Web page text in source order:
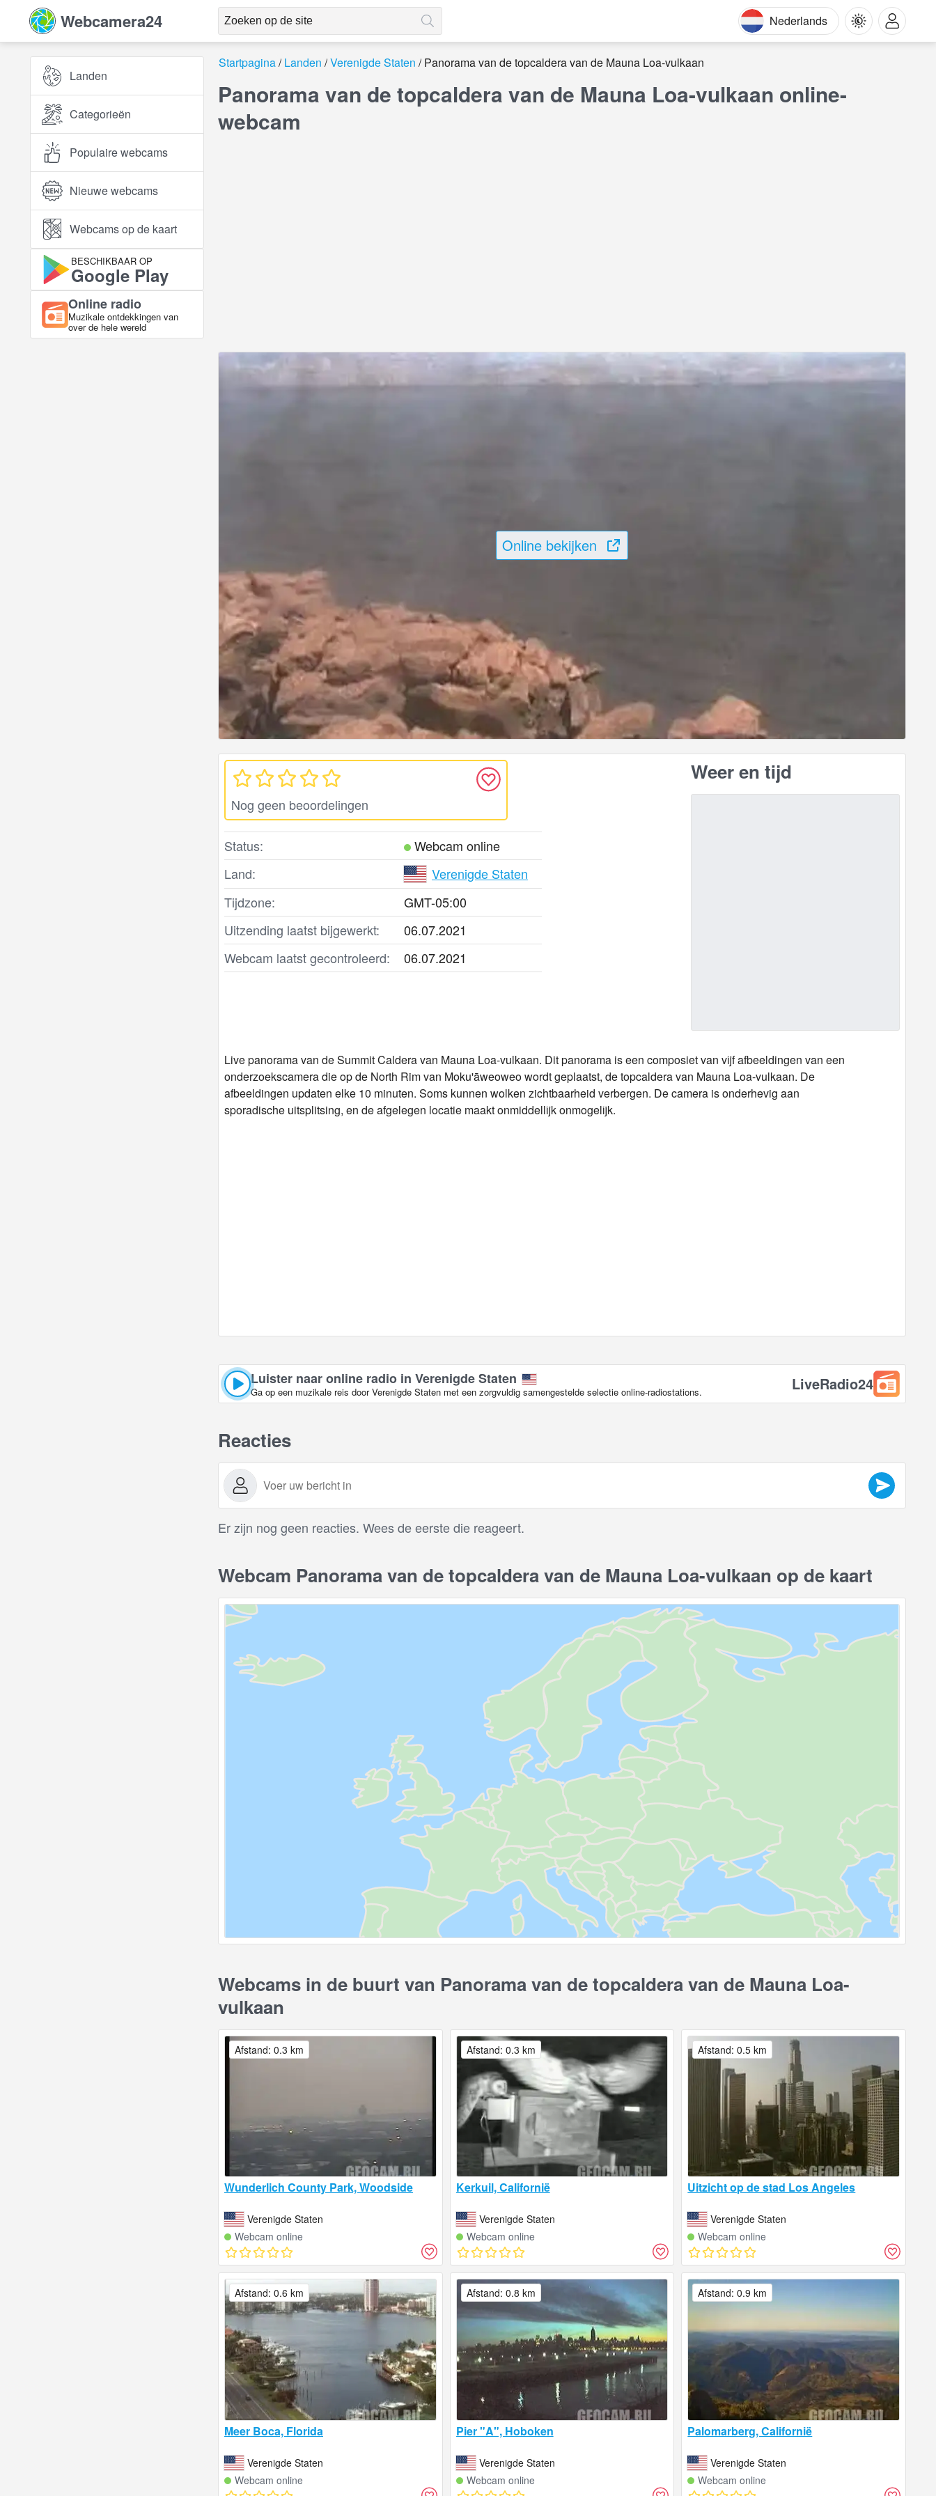
Webcamera24 Nederlands
Landen
Categorieën
Populaire webcams
Nieuwe webcams
Webcams op de kaart
BESCHIKBAAR OP
Google Play
Online radio
Muzikale ontdekkingen van
over de hele wereld
Startpagina Landen Verenigde Staten Panorama van de topcaldera van de Mauna Loa-vulkaan
Panorama van de topcaldera van de Mauna Loa-vulkaan online-
webcam
Online bekijken
Nog geen beoordelingen
Status:
Webcam online
Land:
Verenigde Staten
Tijdzone:
GMT-05:00
Uitzending laatst bijgewerkt:
06.07.2021
Webcam laatst gecontroleerd:
06.07.2021
Weer en tijd
Live panorama van de Summit Caldera van Mauna Loa-vulkaan. Dit panorama is een composiet van vijf afbeeldingen van een
onderzoekscamera die op de North Rim van Moku'āweoweo wordt geplaatst, de topcaldera van Mauna Loa-vulkaan. De
afbeeldingen updaten elke 10 minuten. Soms kunnen wolken zichtbaarheid verbergen. De camera is onderhevig aan
sporadische uitsplitsing, en de afgelegen locatie maakt onmiddellijk onmogelijk.
Luister naar online radio in Verenigde Staten
Ga op een muzikale reis door Verenigde Staten met een zorgvuldig samengestelde selectie online-radiostations. LiveRadio24
Reacties
Er zijn nog geen reacties. Wees de eerste die reageert.
Webcam Panorama van de topcaldera van de Mauna Loa-vulkaan op de kaart
Webcams in de buurt van Panorama van de topcaldera van de Mauna Loa-
vulkaan
Wunderlich County Park, Woodside
Verenigde Staten
Webcam online
Afstand: 0.3 km
Kerkuil, Californië
Verenigde Staten
Webcam online
Afstand: 0.3 km
Uitzicht op de stad Los Angeles
Verenigde Staten
Webcam online
Afstand: 0.5 km
Meer Boca, Florida
Verenigde Staten
Webcam online
Afstand: 0.6 km
Pier "A", Hoboken
Verenigde Staten
Webcam online
Afstand: 0.8 km
Palomarberg, Californië
Verenigde Staten
Webcam online
Afstand: 0.9 km